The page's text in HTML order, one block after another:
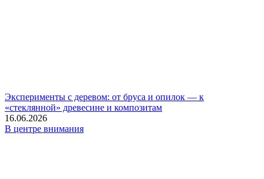
Эксперименты с деревом: от бруса и опилок — к
«стеклянной» древесине и композитам
16.06.2026
В центре внимания